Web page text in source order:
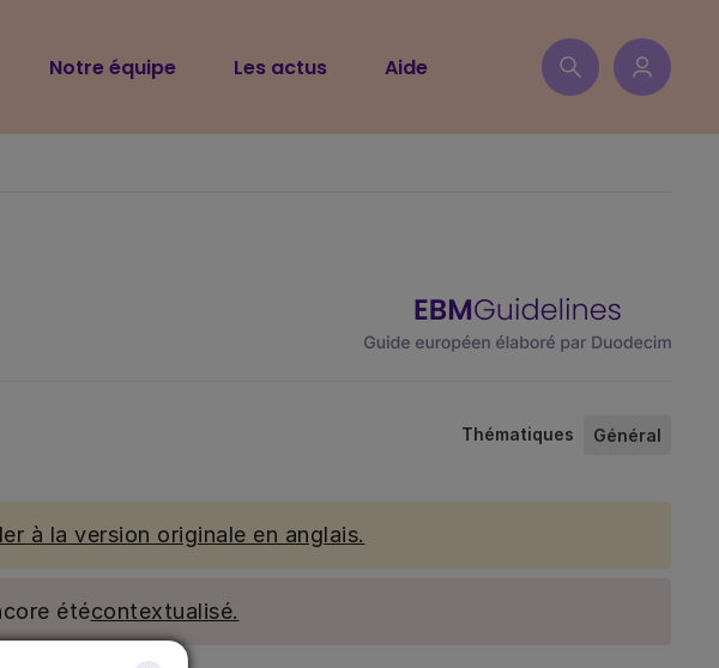
Notre équipe Les actus Aide
Thématiques Général
à la version originale en anglais.
étécontextualisé.